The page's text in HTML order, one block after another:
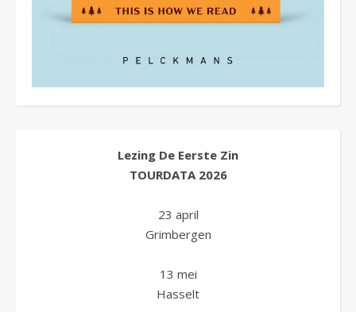
Lezing De Eerste Zin
TOURDATA 2026
23 april
Grimbergen
13 mei
Hasselt